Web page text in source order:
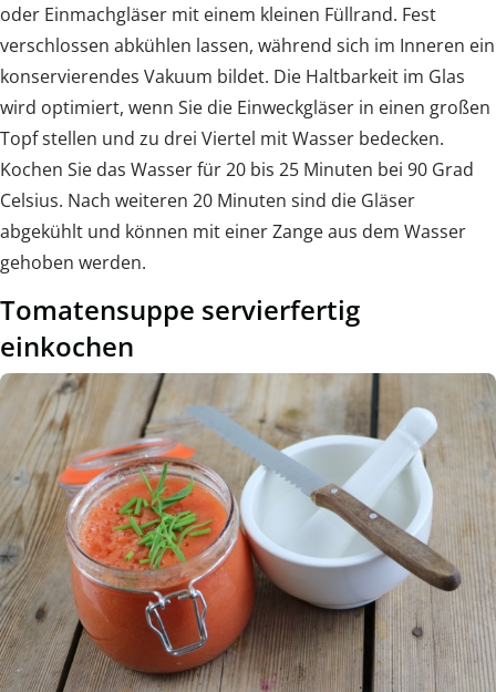
oder Einmachgläser mit einem kleinen Füllrand. Fest
verschlossen abkühlen lassen, während sich im Inneren ein
konservierendes Vakuum bildet. Die Haltbarkeit im Glas
wird optimiert, wenn Sie die Einweckgläser in einen großen
Topf stellen und zu drei Viertel mit Wasser bedecken.
Kochen Sie das Wasser für 20 bis 25 Minuten bei 90 Grad
Celsius. Nach weiteren 20 Minuten sind die Gläser
abgekühlt und können mit einer Zange aus dem Wasser
gehoben werden.
Tomatensuppe servierfertig
einkochen